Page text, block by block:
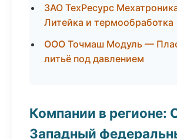
ЗАО ТехРесурс
Литейка и термообработка
ООО Точмаш Модуль —
литьё под давлением
Компании в регионе:
Западный